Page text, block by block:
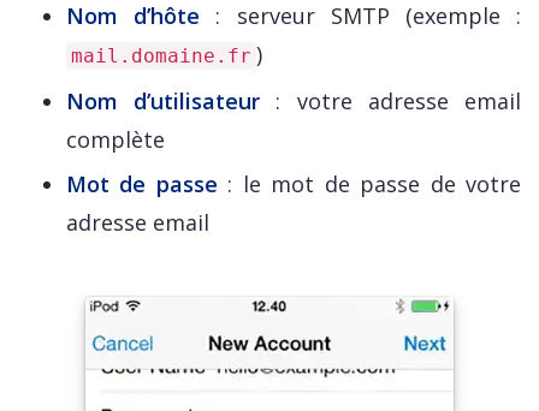
Nom d’hôte : serveur SMTP (exemple :
mail.domaine.fr )
Nom d’utilisateur : votre adresse email
complète
Mot de passe : le mot de passe de votre
adresse email